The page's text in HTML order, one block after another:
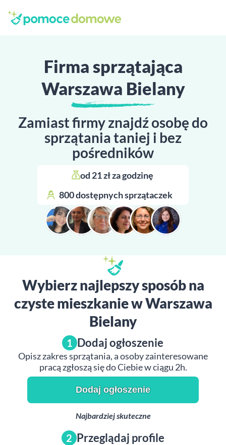
Firma sprzątająca
Warszawa Bielany
Zamiast firmy znajdź osobę do
sprzątania taniej i bez
pośredników
od 21 zł za godzinę
800 dostępnych sprzątaczek
Wybierz najlepszy sposób na
czyste mieszkanie w Warszawa
Bielany
1 Dodaj ogłoszenie
Opisz zakres sprzątania, a osoby zainteresowane
pracą zgłoszą się do Ciebie w ciągu 2h.
Dodaj ogłoszenie
Najbardziej skuteczne
2 Przeglądaj profile